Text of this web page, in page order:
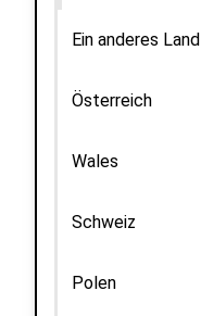
Ein anderes Land
Österreich
Wales
Schweiz
Polen